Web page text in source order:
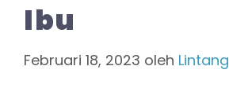
Ibu
Februari 18, 2023 oleh Lintang